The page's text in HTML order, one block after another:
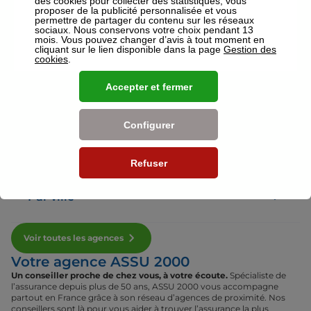
Voir plus
Nos établissements
Par département
Par ville
Voir toutes les agences
Votre agence ASSU 2000
Un conseiller proche de chez vous, à votre écoute. Spécialiste de
l’assurance depuis plus de 50 ans, ASSU 2000 vous accompagne
partout en France grâce à son réseau d’agences de proximité. Nos
conseillers sont là pour vous aider à trouver l’assurance la plus
proposer de la publicité personnalisée et vous
permettre de partager du contenu sur les réseaux
sociaux. Nous conservons votre choix pendant 13
mois. Vous pouvez changer d’avis à tout moment en
cliquant sur le lien disponible dans la page Gestion des
cookies
Refuser
Configurer
Accepter et fermer